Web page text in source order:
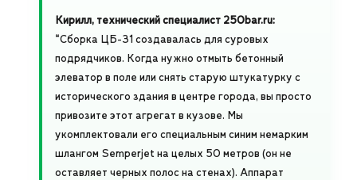
Кирилл, технический специалист 250bar.ru:
“Сборка ЦБ-31 создавалась для суровых
подрядчиков. Когда нужно отмыть бетонный
элеватор в поле или снять старую штукатурку с
исторического здания в центре города, вы просто
привозите этот агрегат в кузове. Мы
укомплектовали его специальным синим немарким
шлангом Semperjet на целых 50 метров (он не
оставляет черных полос на стенах). Аппарат